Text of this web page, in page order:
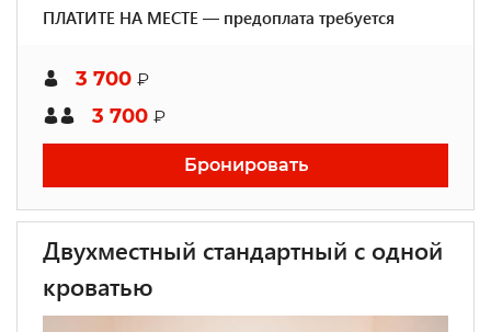
ПЛАТИТЕ НА МЕСТЕ — предоплата требуется
3 700 ₽
3 700 ₽
Бронировать
Двухместный стандартный с одной
кроватью